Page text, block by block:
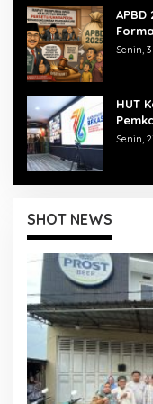
Senin,
HUT
Senin,
SHOT NEWS